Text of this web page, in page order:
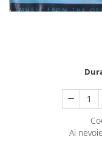
Ai